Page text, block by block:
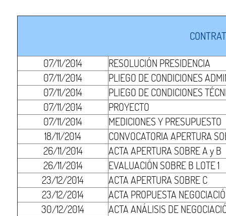
07/11/2014
RESOLUCIÓN PRESIDENCIA
07/11/2014
PLIEGO DE CONDICIONES
07/11/2014
PLIEGO DE CONDICIONES
07/11/2014
PROYECTO
07/11/2014
MEDICIONES Y PRESUPUESTO
18/11/2014
CONVOCATORIA APERTURA
26/11/2014
ACTA APERTURA SOBRE A y B
26/11/2014
EVALUACIÓN SOBRE B LOTE 1
23/12/2014
ACTA APERTURA SOBRE C
23/12/2014
ACTA PROPUESTA
30/12/2014
ACTA ANÁLISIS DE